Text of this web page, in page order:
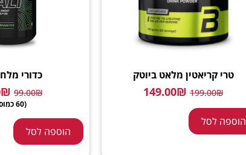
טרי קריאטין מלאט ביוטק
199.00₪
149.00₪
הוספה לסל
כדורי
99.00₪
₪
(60 כמוסות)
הוספה לסל